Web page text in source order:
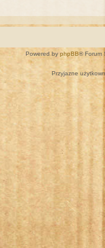
Powered by phpBB® Forum
Przyjazne